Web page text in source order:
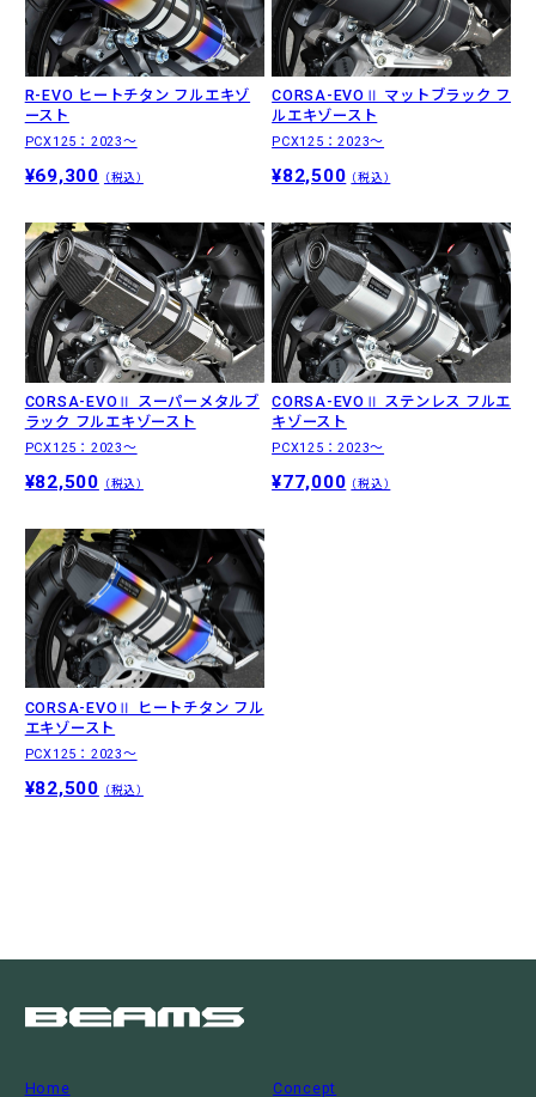
R-EVO ヒートチタン フルエキゾ
ースト
PCX125：2023〜
¥69,300 （税込）
CORSA-EVOⅡ マットブラック フ
ルエキゾースト
PCX125：2023〜
¥82,500 （税込）
CORSA-EVOⅡ スーパーメタルブ
ラック フルエキゾースト
PCX125：2023〜
¥82,500 （税込）
CORSA-EVOⅡ ステンレス フルエ
キゾースト
PCX125：2023〜
¥77,000 （税込）
CORSA-EVOⅡ ヒートチタン フル
エキゾースト
PCX125：2023〜
¥82,500 （税込）
Home Concept